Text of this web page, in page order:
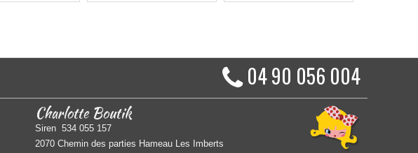
04 90 056 004
Charlotte Boutik
Siren 534 055 157
2070 Chemin des parties Hameau Les Imberts